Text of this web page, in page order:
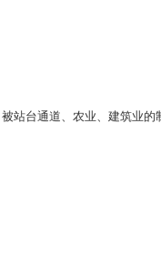
站台通道、农业、建筑业的